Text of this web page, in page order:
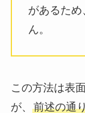
があるた
ん。
この方法は表
が、 前述の通